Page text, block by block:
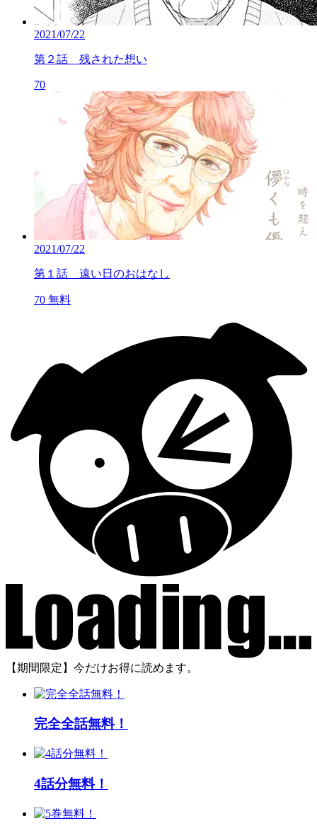
2021/07/22
第２話 残された想い
70
2021/07/22
第１話 遠い日のおはなし
70 無料
【期間限定】今だけお得に読めます。
完全全話無料！
4話分無料！